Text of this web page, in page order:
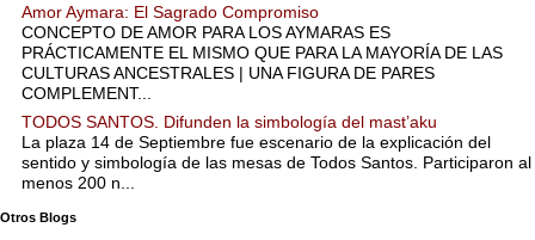
Amor Aymara: El Sagrado Compromiso
CONCEPTO DE AMOR PARA LOS AYMARAS ES
PRÁCTICAMENTE EL MISMO QUE PARA LA MAYORÍA DE LAS
CULTURAS ANCESTRALES | UNA FIGURA DE PARES
COMPLEMENT...
TODOS SANTOS. Difunden la simbología del mast’aku
La plaza 14 de Septiembre fue escenario de la explicación del
sentido y simbología de las mesas de Todos Santos. Participaron al
menos 200 n...
Otros Blogs